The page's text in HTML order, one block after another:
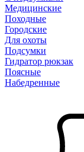
Медицинские
Походные
Городские
Для охоты
Подсумки
Гидратор рюкзак
Поясные
Набедренные